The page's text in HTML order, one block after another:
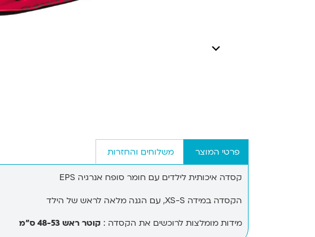
פרטי המוצר משלוחים והחזרות
קסדה איכותית לילדים עם חומר סופח אנרגיה EPS
הקסדה במידה XS-S, עם הגנה מלאה לראש של הילד
מידות מומלצות לרוכשים את הקסדה : קוטר ראש 48-53 ס”מ